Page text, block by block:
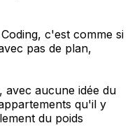
c'est comme si
pas de plan,
avec aucune idée du
qu'il y
du poids